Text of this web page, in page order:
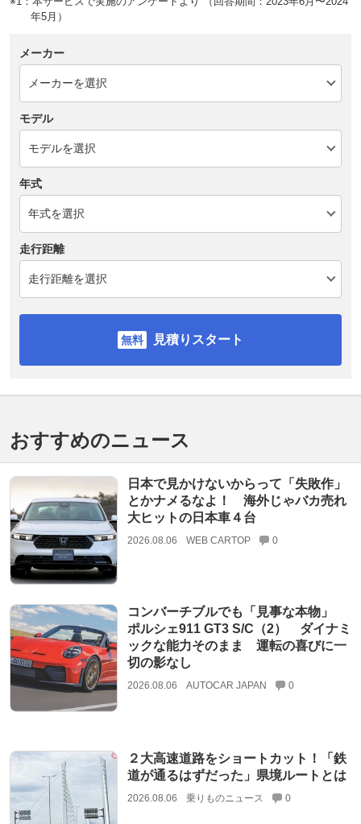
年5月）
メーカー
モデル
年式
走行距離
見積りスタート
おすすめのニュース
日本で見かけないからって「失敗作」
とかナメるなよ！ 海外じゃバカ売れ
大ヒットの日本車４台
2026.08.06 WEB CARTOP 0
コンバーチブルでも「見事な本物」
ポルシェ911 GT3 S/C（2） ダイナミ
ックな能力そのまま 運転の喜びに一
切の影なし
2026.08.06 AUTOCAR JAPAN 0
２大高速道路をショートカット！「鉄
道が通るはずだった」県境ルートとは
2026.08.06 乗りものニュース 0